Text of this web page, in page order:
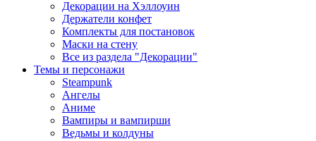
Декорации на Хэллоуин
Держатели конфет
Комплекты для постановок
Маски на стену
Все из раздела "Декорации"
Темы и персонажи
Steampunk
Ангелы
Аниме
Вампиры и вампирши
Ведьмы и колдуны